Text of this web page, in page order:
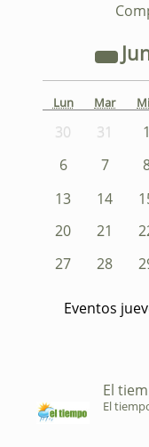
Lun Mar
30 31 1
6
7
13
14
20
21
27
28
Eventos
El
El